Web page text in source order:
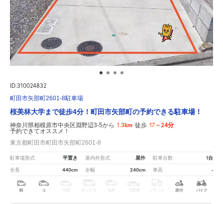
ID:310024832
町田市矢部町2601-8駐車場
桜美林大学まで徒歩4分！町田市矢部町の予約できる駐車場！
神奈川県相模原市中央区淵野辺3-5から 1.3km 徒歩 17～24分
予約できてオススメ！
東京都町田市町田市矢部町2601-8
駐車場形式 平置き 屋内外形式 屋外 駐車台数 1台
全長 440cm 全幅 240cm 車高 -
軽 コ 中型 ボックス SUV 大型車 トラック 原付 バイク